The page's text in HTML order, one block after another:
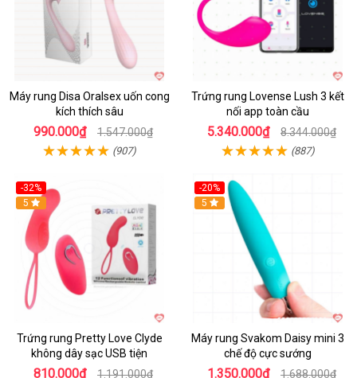
Máy rung Disa Oralsex uốn cong
kích thích sâu
990.000₫ 1.547.000₫
(907)
Trứng rung Lovense Lush 3 kết
nối app toàn cầu
5.340.000₫ 8.344.000₫
(887)
-32%
5
Trứng rung Pretty Love Clyde
không dây sạc USB tiện
810.000₫ 1.191.000₫
-20%
5
Máy rung Svakom Daisy mini 3
chế độ cực sướng
1.350.000₫ 1.688.000₫